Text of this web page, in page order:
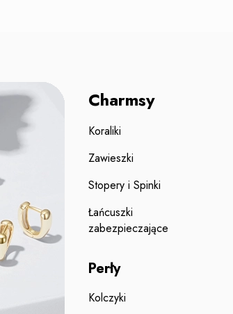
Charmsy
Koraliki
Zawieszki
Stopery i Spinki
Łańcuszki
zabezpieczające
Perły
Kolczyki